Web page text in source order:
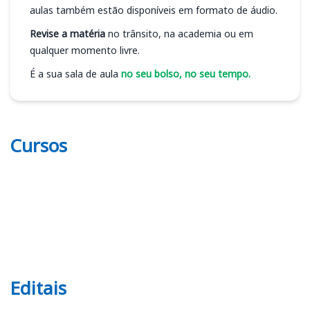
aulas também estão disponíveis em formato de áudio.
Revise a matéria no trânsito, na academia ou em
qualquer momento livre.
É a sua sala de aula no seu bolso, no seu tempo.
Cursos
Editais UFPA (PA)
Editais